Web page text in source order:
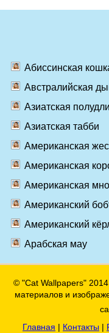
Абиссинская
Австралийская
Азиатская
Азиатская табби
Американская
Американская
Американская
Американский
Американский
Арабская мау
© "Cat Wallpapers"
материалов и
Главная | Контакты |